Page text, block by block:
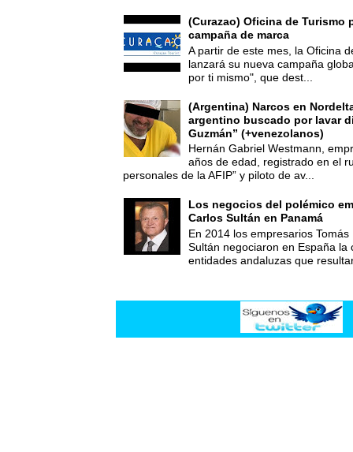
(Curazao) Oficina de Turismo
campaña de marca
A partir de este mes, la Oficina
lanzará su nueva campaña
por ti mismo", que dest...
(Argentina) Narcos en
argentino buscado por lavar
Guzmán” (+venezolanos)
Hernán Gabriel Westmann,
años de edad, registrado en el
personales de la AFIP” y piloto de av...
Los negocios del polémico
Carlos Sultán en Panamá
En 2014 los empresarios
Sultán negociaron en España la
entidades andaluzas que